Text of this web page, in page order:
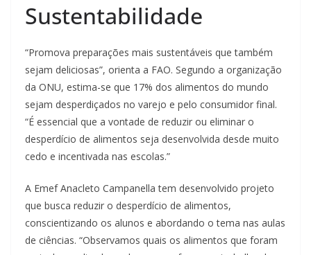
Sustentabilidade
“Promova preparações mais sustentáveis que também
sejam deliciosas”, orienta a FAO. Segundo a organização
da ONU, estima-se que 17% dos alimentos do mundo
sejam desperdiçados no varejo e pelo consumidor final.
“É essencial que a vontade de reduzir ou eliminar o
desperdício de alimentos seja desenvolvida desde muito
cedo e incentivada nas escolas.”
A Emef Anacleto Campanella tem desenvolvido projeto
que busca reduzir o desperdício de alimentos,
conscientizando os alunos e abordando o tema nas aulas
de ciências. “Observamos quais os alimentos que foram